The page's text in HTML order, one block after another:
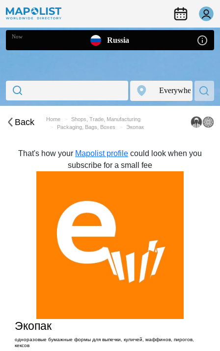
Now Russia
Back Home
Shops, Trade, Manufacturing
Packaging, Bags, Boxes
Экопак
That's how your Mapolist profile could look when you
subscribe for a small fee
Экопак
одноразовые бумажные формы для выпечки, куличей, маффинов, пирогов,
кексов